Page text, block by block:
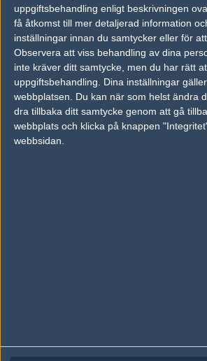
uppgiftsbehandling enligt beskrivningen
få åtkomst till mer detaljerad information
inställningar innan du samtycker eller för
Observera att viss behandling av dina
inte kräver ditt samtycke, men du har rätt
uppgiftsbehandling. Dina inställningar
webbplatsen. Du kan när som helst ändra
dra tillbaka ditt samtycke genom att gå
webbplats och klicka på knappen
webbsidan.
Följ oss i social media
Följ oss på Facebook
Följ oss på Twitter
Följ oss på Instagram
Följ oss på Twitch